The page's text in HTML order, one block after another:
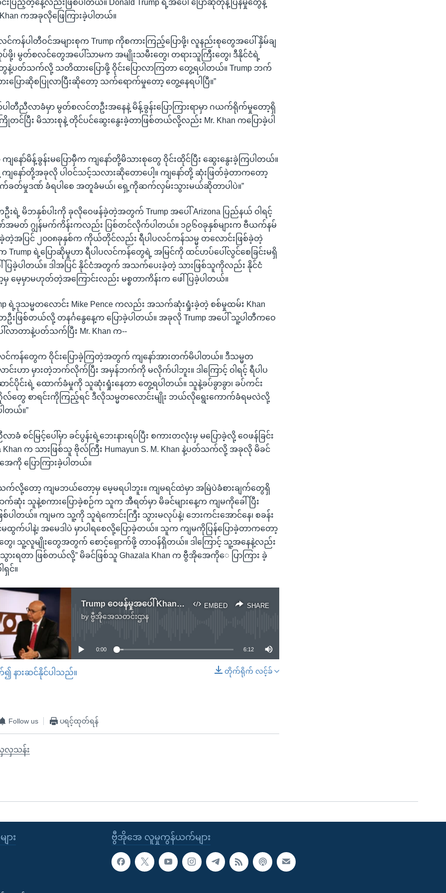
ပြည့်တဲ့နေ့လည်းဖြစ်ပါတယ်။ Donald Trump ရဲ့အပေါ် ပြောဆိုတုန့်ပြန်မှုတွေနဲ့
ကအခုလိုဖြေကြားခဲ့ပါတယ်။
ကန်ပါတီဝင်အများစုက Trump ကိုစကားကြည့်ပြောဖို့၊ လူနည်းစုတွေအပေါ် နှိမ်ချ
ဖို့၊ မွတ်စလင်တွေအပေါ်သာမက အမျိုးသမီးတွေ၊ တရားသူကြီးတွေ၊ ဒီနိုင်ငံရဲ့
ေနဲ့ပတ်သက်လို့ သတိထားပြောဖို့ ဝိုင်းပြောလာကြတာ တွေ့ရပါတယ်။ Trump ဘက်
ြောဆိုစပြုလာပြီးဆိုတော့ သက်ရောက်မှုတော့ တွေ့နေရပါပြီ။”
တီညီလာခံမှာ မွတ်စလင်တဦးအနေနဲ့ မိန့်ခွန်းပြောကြားရာမှာ ဂယက်ရိုက်မှုတော့ရှိ
တင်ပြီး မိသားစုနဲ့ တိုင်ပင်ဆွေးနွေးခဲ့တာဖြစ်တယ်လို့လည်း Mr. Khan ကပြောခဲ့ပါ
ျနော်မိန့်ခွန်းမပြောမှီက ကျနော်တို့မိသားစုတွေ ဝိုင်းထိုင်ပြီး ဆွေးနွေးခဲ့ကြပါတယ်။
ျနော်တို့အခုလို ပါဝင်သင့်သလားဆိုတောပေါ့။ ကျနော်တို့ ဆုံးဖြတ်ခဲ့တာကတော့
မှုဒဏ် ခံရပါစေ အတူခံမယ်၊ ရှေ့ကိုဆက်လှမ်းသွားမယ်ဆိုတာပါပဲ။”
ရဲ့ မိဘနှစ်ပါးကို ခုလိုဝေဖန်ခဲ့တဲ့အတွက် Trump အပေါ် Arizona ပြည်နယ် ဝါရင့်
တ် ဂျွန်မက်ကိန်းကလည်း ပြစ်တင်လိုက်ပါတယ်။ ၁၉၆၀ခုနှစ်များက ဗီယက်နမ်
ခဲ့တဲ့အပြင် ၂၀၀၈ခုနှစ်က ကိုယ်တိုင်လည်း ရီပါပလင်ကန်သမ္မ တလောင်းဖြစ်ခဲ့တဲ့
Trump ရဲ့ပြောဆိုမှုဟာ ရီပါပလင်ကန်တွေရဲ့ အမြင်ကို ထင်ဟပ်ပေါ်လွင်စေခြင်းမရှိ
ါ်ပြခဲ့ပါတယ်။ ဒါအပြင် နိုင်ငံအတွက် အသက်ပေးခဲ့တဲ့ သားဖြစ်သူကိုလည်း နိုင်ငံ
မေ့မှာမဟုတ်တဲ့အကြောင်းလည်း မစ္စတာကိန်းက ဖေါ်ပြခဲ့ပါတယ်။
ရဲ့ဒုသမ္မတလောင်း Mike Pence ကလည်း အသက်ဆုံးရှုံးခဲ့တဲ့ စစ်မှုထမ်း Khan
းဖြစ်တယ်လို့ တနင်္ဂနွေနေ့က ပြောခဲ့ပါတယ်။ အခုလို Trump အပေါ် သူ့ပါတီကဝေ
ာတာနဲ့ပတ်သက်ပြီး Mr. Khan က--
လင်ကန်တွေက ဝိုင်းပြောခဲ့ကြတဲ့အတွက် ကျနော်အားတက်မိပါတယ်။ ဒီသမ္မတ
းဟာ မှားတဲ့ဘက်လိုက်ပြီး အမှန်ဘက်ကို မလိုက်ပါဘူး။ ဒါကြောင့် ဝါရင့် ရီပါပ
ာင်ပိုင်းရဲ့ ထောက်ခံမှုကို သူဆုံးရှုံးနေတာ တွေ့ရပါတယ်။ သူနဲ့ခပ်ခွာခွာ၊ ခပ်ကင်း
လ်တွေ စာရင်းကိုကြည့်ရင် ဒီလိုသမ္မတလောင်းမျိုး ဘယ်လိုရွေးကောက်ခံရမလဲလို့
ါတယ်။”
စင်မြင့်ပေါ်မှာ ခင်ပွန်းရဲ့ဘေးနားရပ်ပြီး စကားတလုံးမှ မပြောခဲ့လို့ ဝေဖန်ခြင်း
Khan က သားဖြစ်သူ ဗိုလ်ကြီး Humayun S. M. Khan နဲ့ပတ်သက်လို့ အခုလို မိခင်
ကို ပြောကြားခဲ့ပါတယ်။
က်လို့တော့ ကျမဘယ်တော့မှ မေ့မရပါဘူး။ ကျမရင်ထဲမှာ အမြဲပဲခံစားချက်တွေရှိ
ောက်ဆုံး သူနဲ့စကားပြောခဲ့စဉ်က သူက အီရတ်မှာ မိခင်များနေ့က ကျမကိုခေါ်ပြီး
ါတယ်။ ကျမက သူ့ကို သူရဲကောင်းကြီး သွားမလုပ်နဲ့၊ ဘေးကင်းအောင်နေ၊ စခန်း
မထွက်ပါနဲ့၊ အမေဒါပဲ မှာပါရစေလို့ပြောခဲ့တယ်။ သူက ကျမကိုပြန်ပြောခဲ့တာကတော့
ေ၊ သူ့လူမျိုးတွေအတွက် စောင့်ရှောက်ဖို့ တာဝန်ရှိတယ်။ ဒါကြောင့် သူ့အနေနဲ့လည်း
ရတာ ဖြစ်တယ်လို့” မိခင်ဖြစ်သူ Ghazala Khan က ဗွီအိုအေကိုေ ပြာကြား ခဲ့
ရှင်။
EMBED SHARE
Trump ဝေဖန်မှုအပေါ် Khan ဇနီးမောင်နှံတုန့်ပြန်
byဗွီအိုအေသတင်းဌာန
SHARE
No media source currently available
0:00 6:12
တိုက်ရိုက် လင့်ခ်
၍ နားဆင်နိုင်ပါသည်။
Follow us ပရင့်ထုတ်ရန်
လှသန်း
ဗွီအိုအေ လူမှုကွန်ယက်များ
ား